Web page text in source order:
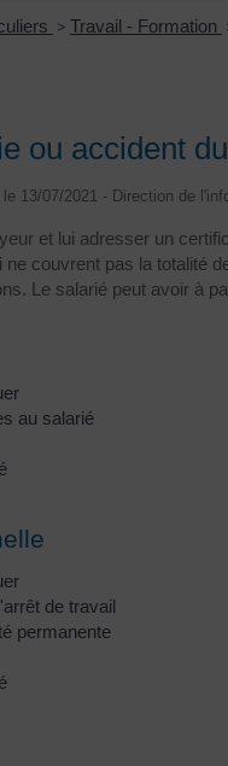
> Travail - Formation
ou accident
13/07/2021 - Direction de
et lui adresser un
couvrent pas la totalité
Le salarié peut avoir à
au salarié
de travail
permanente